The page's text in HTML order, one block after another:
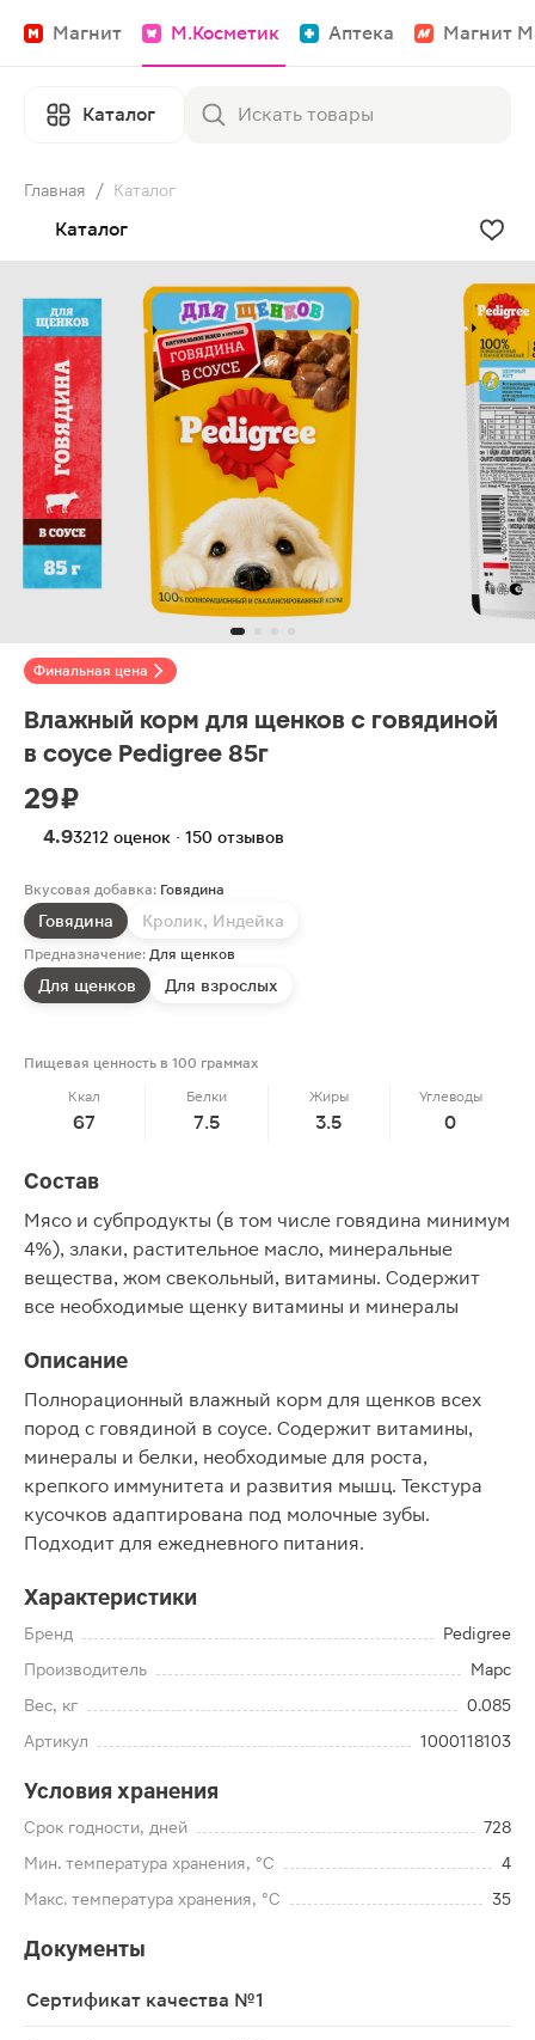
Магнит М.Косметик Аптека Магнит
Каталог
Главная / Каталог
Каталог
Финальная цена
Влажный корм для щенков с говядиной
в соусе Pedigree 85г
29 ₽
4.93212 оценок · 150 отзывов
Вкусовая добавка: Говядина
Говядина Кролик, Индейка
Предназначение: Для щенков
Для щенков Для взрослых
Пищевая ценность в 100 граммах
Ккал
67
Белки
7.5
Жиры
3.5
Углеводы
0
Состав
Мясо и субпродукты (в том числе говядина минимум
4%), злаки, растительное масло, минеральные
вещества, жом свекольный, витамины. Содержит
все необходимые щенку витамины и минералы
Описание
Полнорационный влажный корм для щенков всех
пород с говядиной в соусе. Содержит витамины,
минералы и белки, необходимые для роста,
крепкого иммунитета и развития мышц. Текстура
кусочков адаптирована под молочные зубы.
Подходит для ежедневного питания.
Характеристики
Бренд
Pedigree
Производитель
Марс
Вес, кг
0.085
Артикул
1000118103
Условия хранения
Срок годности, дней
728
Мин. температура хранения, °C
4
Макс. температура хранения, °C
35
Документы
Сертификат качества №1